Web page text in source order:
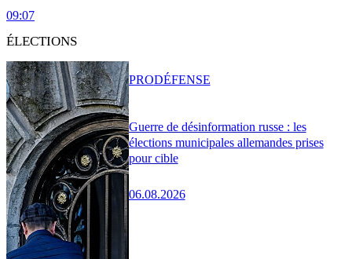
09:07
ÉLECTIONS
Guerre de désinformation russe : les
élections municipales allemandes prises
pour cible
06.08.2026
PRODÉFENSE